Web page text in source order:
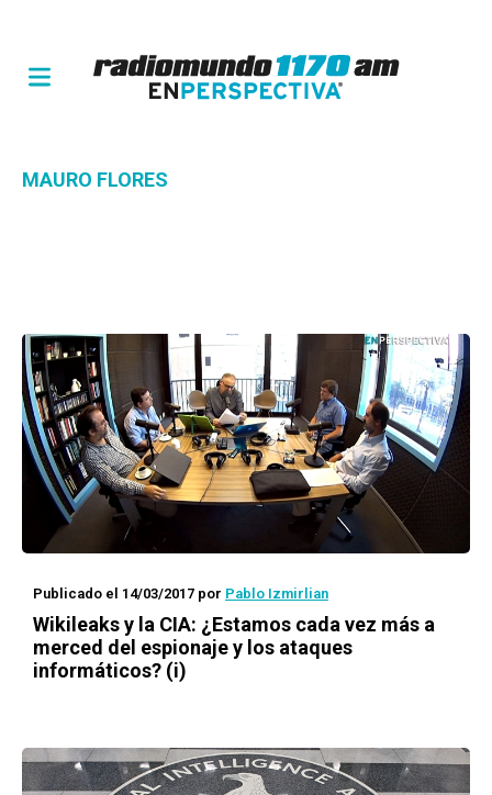
MAURO FLORES
Publicado el 14/03/2017 por Pablo Izmirlian
Wikileaks y la CIA: ¿Estamos cada vez más a
merced del espionaje y los ataques
informáticos? (i)